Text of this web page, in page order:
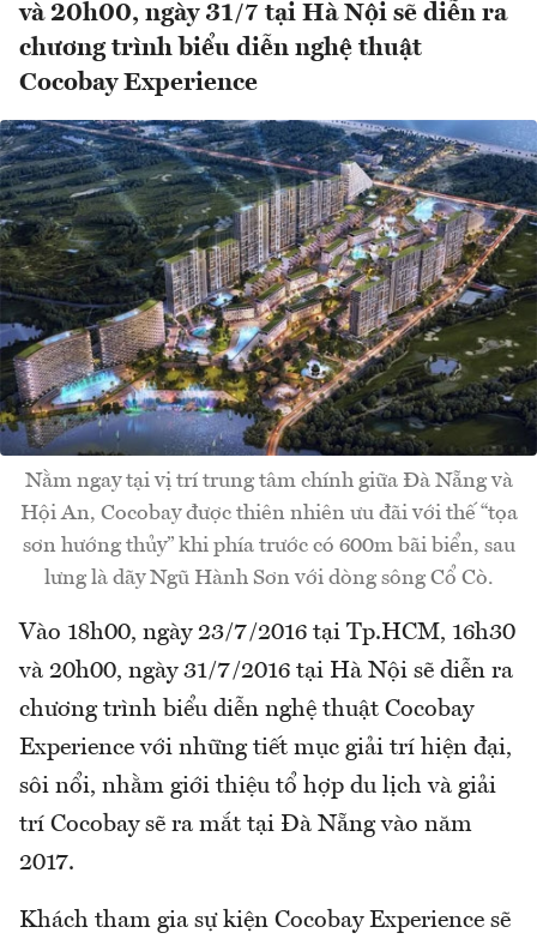
và 20h00, ngày 31/7 tại Hà Nội sẽ diễn ra
chương trình biểu diễn nghệ thuật
Cocobay Experience
Nằm ngay tại vị trí trung tâm chính giữa Đà Nẵng và
Hội An, Cocobay được thiên nhiên ưu đãi với thế “tọa
sơn hướng thủy” khi phía trước có 600m bãi biển, sau
lưng là dãy Ngũ Hành Sơn với dòng sông Cổ Cò.
Vào 18h00, ngày 23/7/2016 tại Tp.HCM, 16h30
và 20h00, ngày 31/7/2016 tại Hà Nội sẽ diễn ra
chương trình biểu diễn nghệ thuật Cocobay
Experience với những tiết mục giải trí hiện đại,
sôi nổi, nhằm giới thiệu tổ hợp du lịch và giải
trí Cocobay sẽ ra mắt tại Đà Nẵng vào năm
2017.
Khách tham gia sự kiện Cocobay Experience sẽ